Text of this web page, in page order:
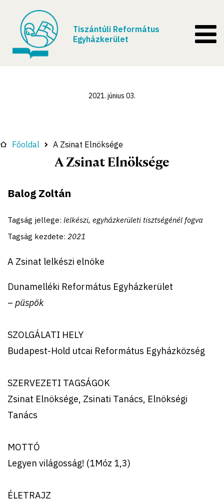
Tiszántúli Református
Egyházkerület
2021. június 03.
Főoldal A Zsinat Elnöksége
A Zsinat Elnöksége
Balog Zoltán
Tagság jellege: lelkészi, egyházkerületi tisztségénél fogva
Tagság kezdete: 2021
A Zsinat lelkészi elnöke
Dunamelléki Református Egyházkerület
– püspök
SZOLGÁLATI HELY
Budapest-Hold utcai Református Egyházközség
SZERVEZETI TAGSÁGOK
Zsinat Elnöksége, Zsinati Tanács, Elnökségi
Tanács
MOTTÓ
Legyen világosság! (1Móz 1,3)
ÉLETRAJZ